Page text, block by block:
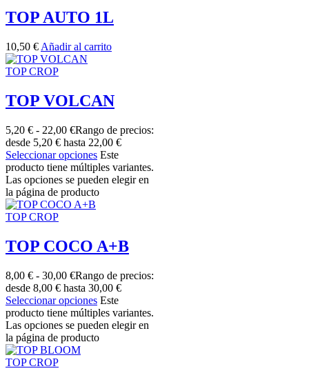
TOP AUTO 1L
10,50 € Añadir al carrito
TOP CROP
TOP VOLCAN
5,20 € - 22,00 €Rango de precios:
desde 5,20 € hasta 22,00 €
Seleccionar opciones Este
producto tiene múltiples variantes.
Las opciones se pueden elegir en
la página de producto
TOP CROP
TOP COCO A+B
8,00 € - 30,00 €Rango de precios:
desde 8,00 € hasta 30,00 €
Seleccionar opciones Este
producto tiene múltiples variantes.
Las opciones se pueden elegir en
la página de producto
TOP CROP